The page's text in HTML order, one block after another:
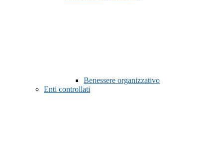
Benessere organizzativo
Enti controllati